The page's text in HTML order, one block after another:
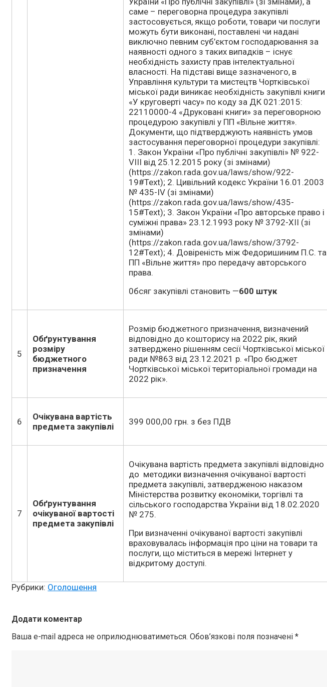
саме – переговорна процедура закупівлі
застосовується, якщо роботи, товари чи послуги
можуть бути виконані, поставлені чи надані
виключно певним суб’єктом господарювання за
наявності одного з таких випадків – існує
необхідність захисту прав інтелектуальної
власності. На підставі вище зазначеного, в
Управління культури та мистецтв Чортківської
міської ради виникає необхідність закупівлі книги
«У круговерті часу» по коду за ДК 021:2015:
22110000-4 «Друковані книги» за переговорною
процедурою закупівлі у ПП «Вільне життя».
Документи, що підтверджують наявність умов
застосування переговорної процедури закупівлі:
1. Закон України «Про публічні закупівлі» № 922-
VIII від 25.12.2015 року (зі змінами)
(https://zakon.rada.gov.ua/laws/show/922-
19#Text); 2. Цивільний кодекс України 16.01.2003
№ 435-IV (зі змінами)
(https://zakon.rada.gov.ua/laws/show/435-
15#Text); 3. Закон України «Про авторське право і
суміжні права» 23.12.1993 року № 3792-XII (зі
змінами)
(https://zakon.rada.gov.ua/laws/show/3792-
12#Text); 4. Довіреність між Федоришиним П.С. та
ПП «Вільне життя» про передачу авторського
права.
0бсяг закупівлі становить —600 штук
5
Обґрунтування
розміру
бюджетного
призначення
Розмір бюджетного призначення, визначений
відповідно до кошторису на 2022 рік, який
затверджено рішенням сесії Чортківської міської
ради №863 від 23.12.2021 р. «Про бюджет
Чортківської міської територіальної громади на
2022 рік».
6
Очікувана вартість
предмета закупівлі
399 000,00 грн. з без ПДВ
7
Обґрунтування
очікуваної вартості
предмета закупівлі
Очікувана вартість предмета закупівлі відповідно
до методики визначення очікуваної вартості
предмета закупівлі, затвердженою наказом
Міністерства розвитку економіки, торгівлі та
сільського господарства України від 18.02.2020
№ 275.
При визначенні очікуваної вартості закупівлі
враховувалась інформація про ціни на товари та
послуги, що міститься в мережі Інтернет у
відкритому доступі.
Рубрики: Оголошення
Додати коментар
Ваша e-mail адреса не оприлюднюватиметься. Обов’язкові поля позначені*